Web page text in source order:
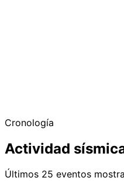
Cronología
Actividad
Últimos 25 eventos